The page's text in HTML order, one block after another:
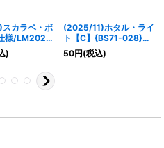
カラベ・ボ
様/LM2025
{BS71-026}
)
(2025/11)ホタル・ライ
ト【C】{BS71-028}
《緑》
50円(税込)